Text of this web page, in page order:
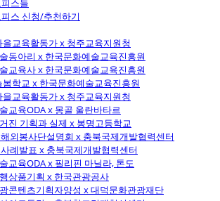
스들
스 신청/추천하기
을교육활동가 x 청주교육지원청
동아리 x 한국문화예술교육진흥원
교육사 x 한국문화예술교육진흥원
봄학교 x 한국문화예술교육진흥원
을교육활동가 x 청주교육지원청
교육ODA x 몽골 울란바타르
진 기획과 실제 x 봉명고등학교
외봉사단설명회 x 충북국제개발협력센터
례발표 x 충북국제개발협력센터
교육ODA x 필리핀 마닐라, 톤도
상품기획 x 한국관광공사
콘텐츠기획자양성 x 대덕문화관광재단